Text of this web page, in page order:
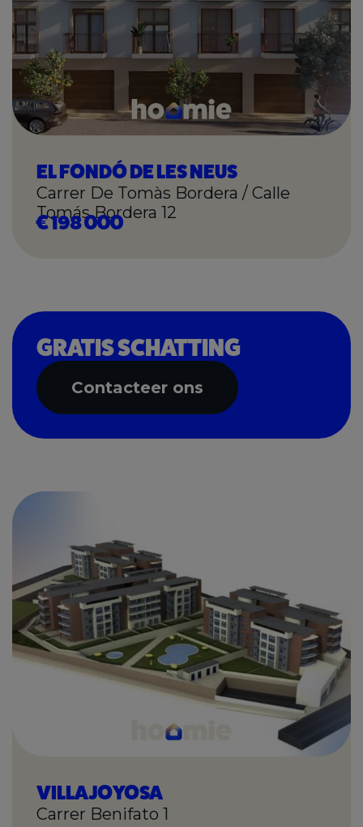
€ 198 000
EL FONDÓ DE LES NEUS
Carrer De Tomàs Bordera / Calle
Tomás Bordera 12
GRATIS SCHATTING
Contacteer ons
VILLAJOYOSA
Carrer Benifato 1